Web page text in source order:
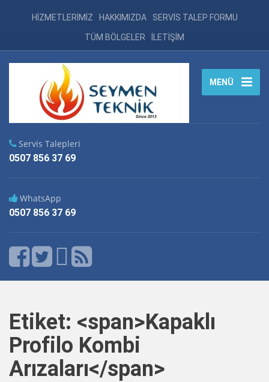
HİZMETLERİMİZ HAKKIMIZDA SERVİS TALEP FORMU
TÜM BÖLGELER İLETİŞİM
MENÜ
Servis Talepleri
0507 856 37 69
WhatsApp
0507 856 37 69
Etiket: <span>Kapaklı
Profilo Kombi
Arızaları</span>